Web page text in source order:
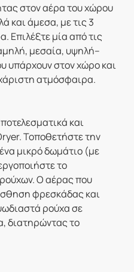
στον αέρα του χώρου
και άμεσα, με τις 3
Επιλέξτε μία από τις
μεσαία, υψηλή–
υπάρχουν στον χώρο και
ατμόσφαιρα.
και
Τοποθετήστε την
μικρό δωμάτιο (με
το
Ο αέρας που
φρεσκάδας και
ρούχα σε
διατηρώντας το